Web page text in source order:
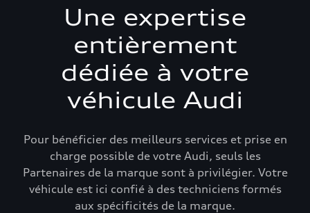
Une expertise
entièrement
dédiée à votre
véhicule Audi
Pour bénéficier des meilleurs services et prise en
charge possible de votre Audi, seuls les
Partenaires de la marque sont à privilégier. Votre
véhicule est ici confié à des techniciens formés
aux spécificités de la marque.